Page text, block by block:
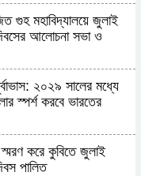
গুহ মহাবিদ্যালয়ে জুলাই
আলোচনা সভা ও
২০২৯ সালের মধ্যে
স্পর্শ করবে ভারতের
করে কুবিতে জুলাই
পালিত